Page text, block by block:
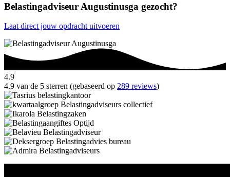
Belastingadviseur Augustinusga gezocht?
Laat direct jouw opdracht uitvoeren
4.9
4.9 van de 5 sterren (gebaseerd op 289 reviews)